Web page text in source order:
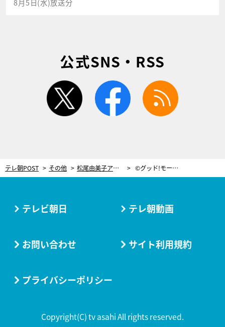
公式SNS・RSS
twitter facebook
テレ朝POST その他 松尾由美子アナ、“行き場のない写真”を大公開！「せっかく撮ったので」 ©グッド!モーニング
テレビ朝日 テレ朝動画
お問い合わせ サイト利用規約
プライバシーポリシー
Copyright(C) tv asahi All rights reserved.